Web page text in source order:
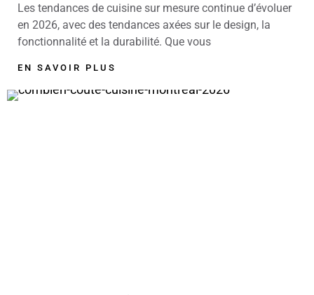
Les tendances de cuisine sur mesure continue d’évoluer
en 2026, avec des tendances axées sur le design, la
fonctionnalité et la durabilité. Que vous
EN SAVOIR PLUS